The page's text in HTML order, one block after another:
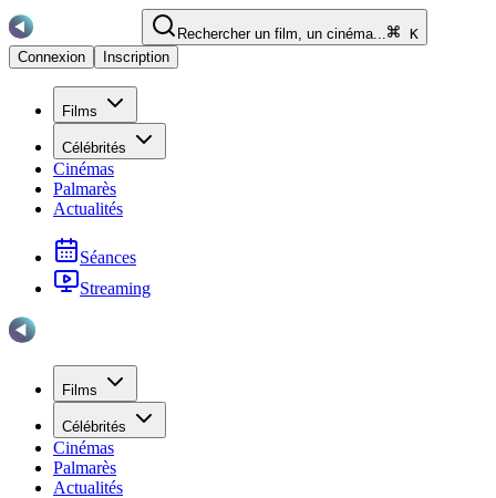
Rechercher un film, un cinéma...
K
Connexion
Inscription
Films
Célébrités
Cinémas
Palmarès
Actualités
Séances
Streaming
Films
Célébrités
Cinémas
Palmarès
Actualités